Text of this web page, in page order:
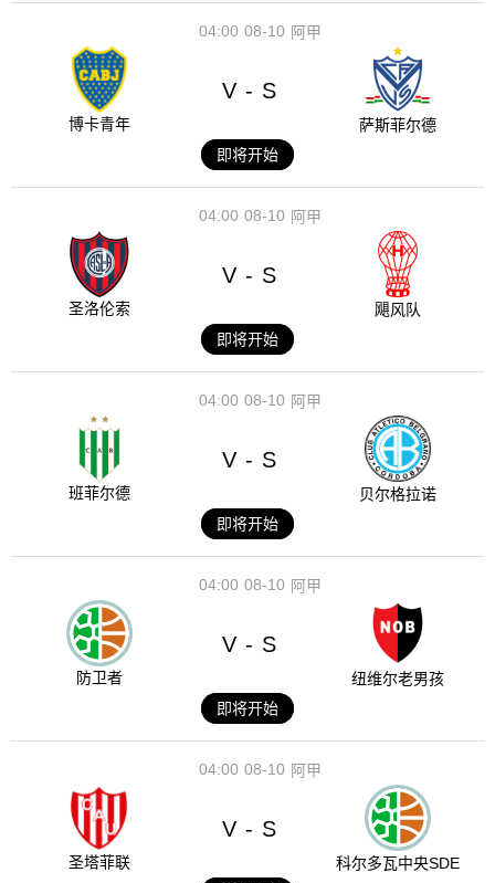
08-10
04:00 阿甲
博卡青年
V - S
萨斯菲尔德
即将开始
08-10
04:00 阿甲
圣洛伦索
V - S
飓风队
即将开始
08-10
04:00 阿甲
班菲尔德
V - S
贝尔格拉诺
即将开始
08-10
04:00 阿甲
防卫者
V - S
纽维尔老男孩
即将开始
08-10
04:00 阿甲
圣塔菲联
V - S
科尔多瓦中央SDE